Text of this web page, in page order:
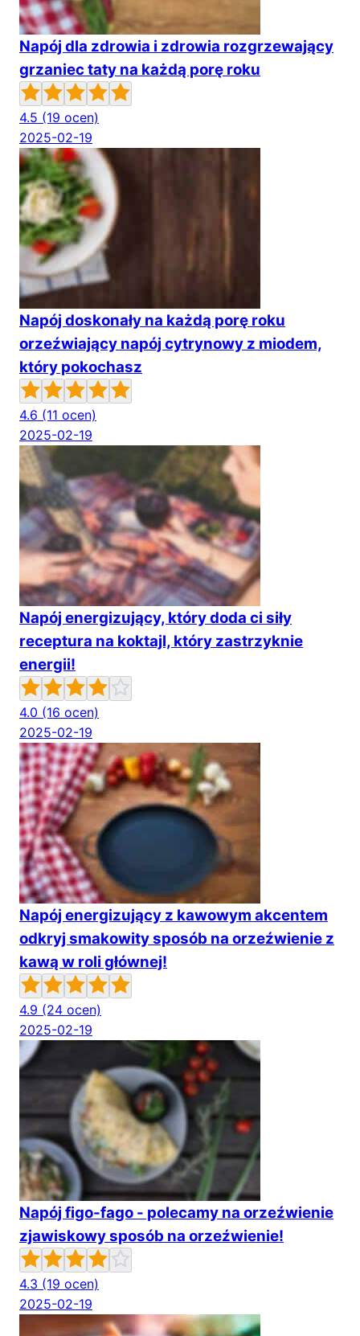
Napój dla zdrowia i zdrowia rozgrzewający
grzaniec taty na każdą porę roku
4.5 (19 ocen)
2025-02-19
Napój doskonały na każdą porę roku
orzeźwiający napój cytrynowy z miodem,
który pokochasz
4.6 (11 ocen)
2025-02-19
Napój energizujący, który doda ci siły
receptura na koktajl, który zastrzyknie
energii!
4.0 (16 ocen)
2025-02-19
Napój energizujący z kawowym akcentem
odkryj smakowity sposób na orzeźwienie z
kawą w roli głównej!
4.9 (24 ocen)
2025-02-19
Napój figo-fago - polecamy na orzeźwienie
zjawiskowy sposób na orzeźwienie!
4.3 (19 ocen)
2025-02-19